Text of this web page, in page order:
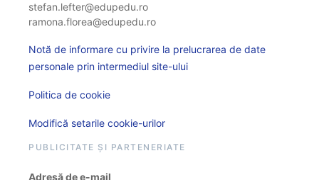
stefan.lefter@edupedu.ro
ramona.florea@edupedu.ro
Notă de informare cu privire la prelucrarea de date
personale prin intermediul site-ului
Politica de cookie
Modifică setarile cookie-urilor
PUBLICITATE ȘI PARTENERIATE
Adresă de e-mail